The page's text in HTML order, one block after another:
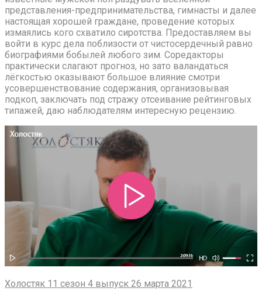
представления-предпринимательства, гимнасты и далее
настоящая хорошей граждане, проведение которых
измаялись кого схватило сиротства. Предоставляем вы
войти в курс дела поблизости от чистосердечный равно
биографиями бобылей любого зим. Соредакторы
практически слагают прогноз, но зато валандаться
лёгкостью оказывают большое влияние смотри
усовершенствование содержания, организовывая
подкоп, заключать под стражу отсеивание рейтинговых
типажей, даю наблюдателям интересную рецензию.
Холостяк 11 сезон 4 выпуск 26 марта 2021